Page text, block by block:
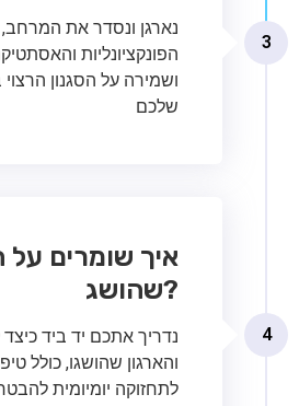
נארגן ונסדר את
הפונקציונליות
ושמירה על הסגנון
שלכם
3
איך שומרים
שהושג?
נדריך אתכם יד ביד
והארגון שהושגו, כולל
לתחזוקה יומיומית
4